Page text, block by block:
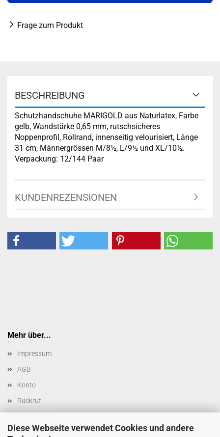
Diese Webseite verwendet Cookies und andere
Frage zum Produkt
BESCHREIBUNG
Schutzhandschuhe MARIGOLD aus Naturlatex, Farbe
gelb, Wandstärke 0,65 mm, rutschsicheres
Noppenprofil, Rollrand, innenseitig velourisiert, Länge
31 cm, Männergrössen M/8½, L/9½ und XL/10½.
Verpackung: 12/144 Paar
KUNDENREZENSIONEN
Mehr über...
Impressum
AGB
Konto
Rückruf
Cookie Einstellungen